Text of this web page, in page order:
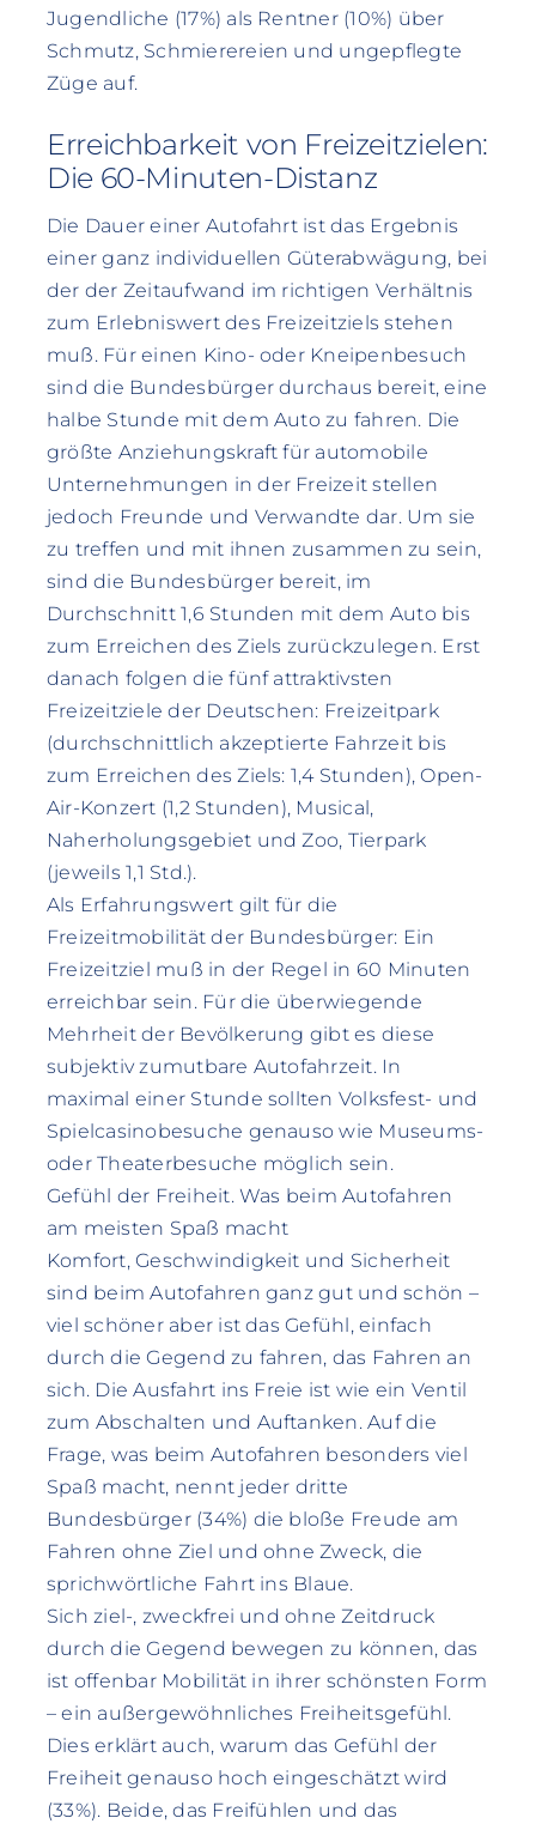
Jugendliche (17%) als Rentner (10%) über
Schmutz, Schmierereien und ungepflegte
Züge auf.
Erreichbarkeit von Freizeitzielen:
Die 60-Minuten-Distanz
Die Dauer einer Autofahrt ist das Ergebnis
einer ganz individuellen Güterabwägung, bei
der der Zeitaufwand im richtigen Verhältnis
zum Erlebniswert des Freizeitziels stehen
muß. Für einen Kino- oder Kneipenbesuch
sind die Bundesbürger durchaus bereit, eine
halbe Stunde mit dem Auto zu fahren. Die
größte Anziehungskraft für automobile
Unternehmungen in der Freizeit stellen
jedoch Freunde und Verwandte dar. Um sie
zu treffen und mit ihnen zusammen zu sein,
sind die Bundesbürger bereit, im
Durchschnitt 1,6 Stunden mit dem Auto bis
zum Erreichen des Ziels zurückzulegen. Erst
danach folgen die fünf attraktivsten
Freizeitziele der Deutschen: Freizeitpark
(durchschnittlich akzeptierte Fahrzeit bis
zum Erreichen des Ziels: 1,4 Stunden), Open-
Air-Konzert (1,2 Stunden), Musical,
Naherholungsgebiet und Zoo, Tierpark
(jeweils 1,1 Std.).
Als Erfahrungswert gilt für die
Freizeitmobilität der Bundesbürger: Ein
Freizeitziel muß in der Regel in 60 Minuten
erreichbar sein. Für die überwiegende
Mehrheit der Bevölkerung gibt es diese
subjektiv zumutbare Autofahrzeit. In
maximal einer Stunde sollten Volksfest- und
Spielcasinobesuche genauso wie Museums-
oder Theaterbesuche möglich sein.
Gefühl der Freiheit. Was beim Autofahren
am meisten Spaß macht
Komfort, Geschwindigkeit und Sicherheit
sind beim Autofahren ganz gut und schön –
viel schöner aber ist das Gefühl, einfach
durch die Gegend zu fahren, das Fahren an
sich. Die Ausfahrt ins Freie ist wie ein Ventil
zum Abschalten und Auftanken. Auf die
Frage, was beim Autofahren besonders viel
Spaß macht, nennt jeder dritte
Bundesbürger (34%) die bloße Freude am
Fahren ohne Ziel und ohne Zweck, die
sprichwörtliche Fahrt ins Blaue.
Sich ziel-, zweckfrei und ohne Zeitdruck
durch die Gegend bewegen zu können, das
ist offenbar Mobilität in ihrer schönsten Form
– ein außergewöhnliches Freiheitsgefühl.
Dies erklärt auch, warum das Gefühl der
Freiheit genauso hoch eingeschätzt wird
(33%). Beide, das Freifühlen und das